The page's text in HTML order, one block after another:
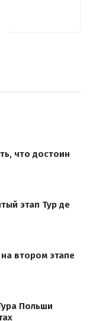
что достоин
этап Тур де
втором этапе
Польши